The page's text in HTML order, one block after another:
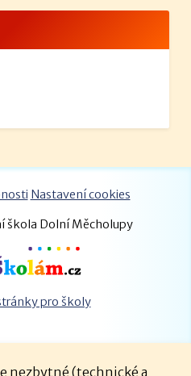
Nastavení cookies
škola Dolní Měcholupy
pro školy
nezbytné (technické a